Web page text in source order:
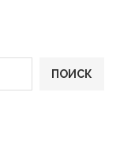
ПОИСК